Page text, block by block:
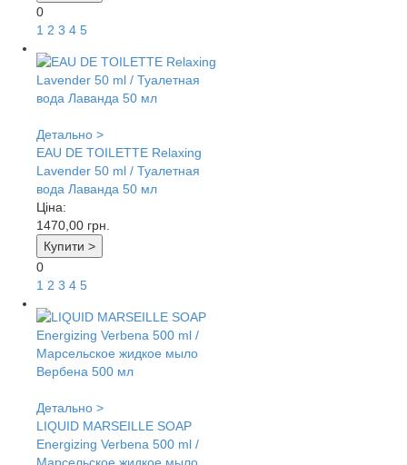
0
1 2 3 4 5
Детально >
EAU DE TOILETTE Relaxing
Lavender 50 ml / Туалетная
вода Лаванда 50 мл
Ціна:
1470,00 грн.
Купити >
0
1 2 3 4 5
Детально >
LIQUID MARSEILLE SOAP
Energizing Verbena 500 ml /